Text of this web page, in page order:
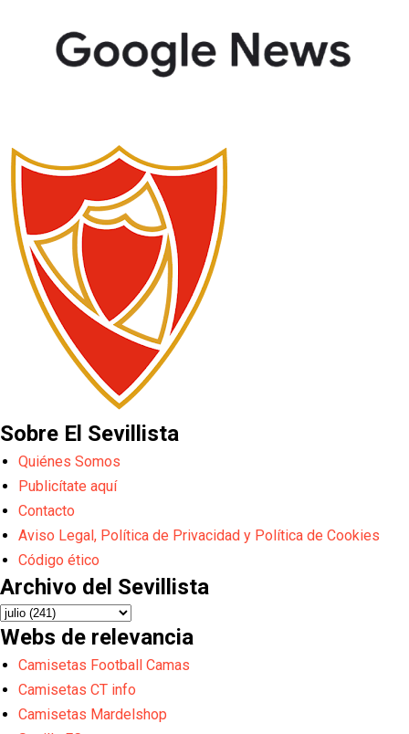
Sobre El Sevillista
Quiénes Somos
Publicítate aquí
Contacto
Aviso Legal, Política de Privacidad y Política de Cookies
Código ético
Archivo del Sevillista
Webs de relevancia
Camisetas Football Camas
Camisetas CT info
Camisetas Mardelshop